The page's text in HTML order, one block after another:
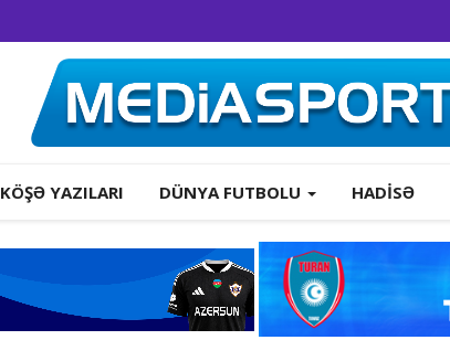
KÖŞƏ YAZILARI DÜNYA FUTBOLU HADISƏ